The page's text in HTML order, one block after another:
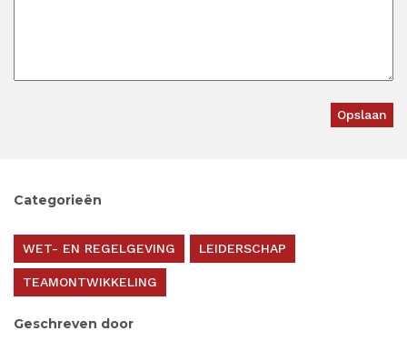
Categorieën
WET- EN REGELGEVING LEIDERSCHAP
TEAMONTWIKKELING
Geschreven door